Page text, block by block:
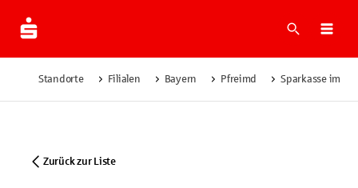
Suche
Standorte Filialen Bayern Pfreimd Sparkasse im
Zurück zur Liste